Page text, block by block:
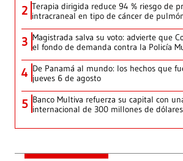
2 Terapia dirigida reduce 94 % riesgo de
intracraneal en tipo de cáncer de
3 Magistrada salva su voto: advierte que
el fondo de demanda contra la Policía
4 De Panamá al mundo: los hechos que
jueves 6 de agosto
5 Banco Multiva refuerza su capital con
internacional de 300 millones de dólares